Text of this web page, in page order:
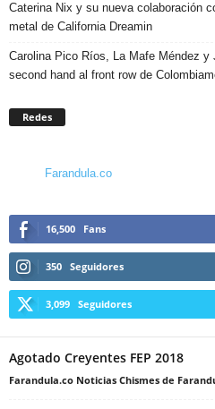
Caterina Nix y su nueva colaboración
metal de California Dreamin
Carolina Pico Ríos, La Mafe Méndez y
second hand al front row de
Redes
Farandula.co
16,500 Fans
350 Seguidores
3,099 Seguidores
Agotado Creyentes FEP 2018
Farandula.co Noticias Chismes de